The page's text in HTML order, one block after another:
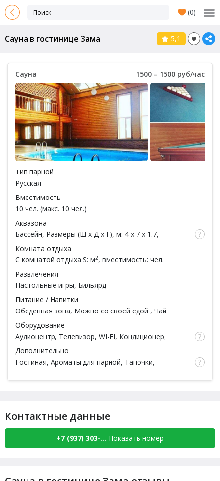
(0)
Сауна в гостинице Зама 5,1
Сауна 1500 – 1500 руб/час
Тип парной
Русская
Вместимость
10 чел. (макс. 10 чел.)
Аквазона
Бассейн, Размеры (Ш x Д x Г), м: 4 x 7 x 1.7,
Комната отдыха
С комнатой отдыха S: м2, вместимость: чел.
Развлечения
Настольные игры, Бильярд
Питание / Напитки
Обеденная зона, Можно со своей едой , Чай
Оборудование
Аудиоцентр, Телевизор, WI-FI, Кондиционер,
Дополнительно
Гостиная, Ароматы для парной, Тапочки,
Мочалка, Посуда,Парильщик,Есть веники,
Контактные данные
+7 (937) 303-... Показать номер